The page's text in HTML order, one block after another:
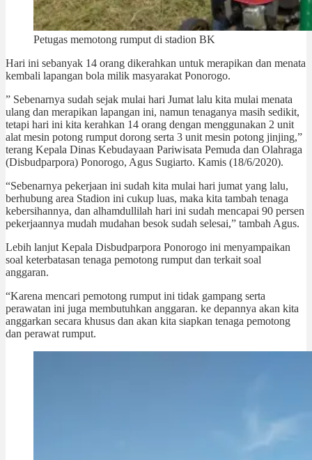
Petugas memotong rumput di stadion BK
Hari ini sebanyak 14 orang dikerahkan untuk merapikan dan menata
kembali lapangan bola milik masyarakat Ponorogo.
” Sebenarnya sudah sejak mulai hari Jumat lalu kita mulai menata
ulang dan merapikan lapangan ini, namun tenaganya masih sedikit,
tetapi hari ini kita kerahkan 14 orang dengan menggunakan 2 unit
alat mesin potong rumput dorong serta 3 unit mesin potong jinjing,”
terang Kepala Dinas Kebudayaan Pariwisata Pemuda dan Olahraga
(Disbudparpora) Ponorogo, Agus Sugiarto. Kamis (18/6/2020).
“Sebenarnya pekerjaan ini sudah kita mulai hari jumat yang lalu,
berhubung area Stadion ini cukup luas, maka kita tambah tenaga
kebersihannya, dan alhamdullilah hari ini sudah mencapai 90 persen
pekerjaannya mudah mudahan besok sudah selesai,” tambah Agus.
Lebih lanjut Kepala Disbudparpora Ponorogo ini menyampaikan
soal keterbatasan tenaga pemotong rumput dan terkait soal
anggaran.
“Karena mencari pemotong rumput ini tidak gampang serta
perawatan ini juga membutuhkan anggaran. ke depannya akan kita
anggarkan secara khusus dan akan kita siapkan tenaga pemotong
dan perawat rumput.